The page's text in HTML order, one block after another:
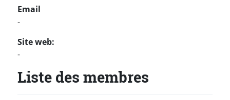
Email
-
Site web:
-
Liste des membres